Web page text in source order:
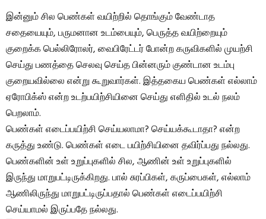
இன்னும் சில பெண்கள் வயிற்றில் தொங்கும் வேண்டாத
சதையையும், பருமனான உடம்பையும், பெருத்த வயிற்றையும்
குறைக்க பெல்லிரோலர், வைபிரேட்டர் போன்ற கருவிகளில் முயற்சி
செய்து பணத்தை செலவு செய்த பின்னரும் குண்டான உடம்பு
குறையவில்லை என்று கூறுவார்கள். இத்தகைய பெண்கள் எல்லாம்
ஏரோபிக்ஸ் என்ற உடற்பயிற்சியினை செய்து எளிதில் உடல் நலம்
பெறலாம்.
பெண்கள் எடைப்பயிற்சி செய்யலாமா? செய்யக்கூடாதா? என்ற
கருத்து உண்டு. பெண்கள் எடை பயிற்சியினை தவிர்ப்பது நல்லது.
பெண்களின் உள் உறுப்புகளில் சில, ஆணின் உள் உறுப்புகளில்
இருந்து மாறுபட்டிருக்கிறது. பால் சுரப்பிகள், கருப்பைகள், எல்லாம்
ஆணிலிருந்து மாறுபட்டிருப்பதால் பெண்கள் எடைப்பயிற்சி
செய்யாமல் இருப்பதே நல்லது.